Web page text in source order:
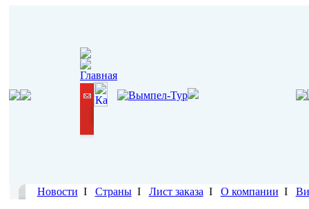
Новости I СтраныI Лист заказа I О компании I